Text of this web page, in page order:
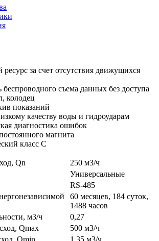
за счет отсутствия движущихся
съема данных без доступа
колодец
показаний
качеству воды и гидроударам
диагностика ошибок
магнита
класс С
Qn
250 м3/ч
Универсальные
RS-485
60 месяцев, 184 суток,
1488 часов
м3/ч
0,27
Qmax
500 м3/ч
Qmin
1,35 м3/ч